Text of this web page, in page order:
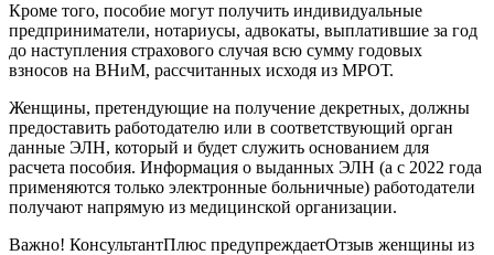
Кроме того, пособие могут получить индивидуальные
предприниматели, нотариусы, адвокаты, выплатившие за год
до наступления страхового случая всю сумму годовых
взносов на ВНиМ, рассчитанных исходя из МРОТ.
Женщины, претендующие на получение декретных, должны
предоставить работодателю или в соответствующий орган
данные ЭЛН, который и будет служить основанием для
расчета пособия. Информация о выданных ЭЛН (а с 2022 года
применяются только электронные больничные) работодатели
получают напрямую из медицинской организации.
Важно! КонсультантПлюс предупреждаетОтзыв женщины из